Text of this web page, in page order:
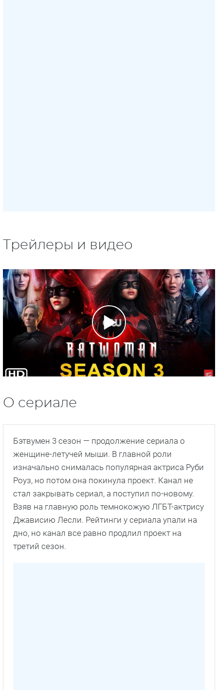
Трейлеры и видео
О сериале
Бэтвумен 3 сезон — продолжение сериала о
женщине-летучей мыши. В главной роли
изначально снималась популярная актриса Руби
Роуз, но потом она покинула проект. Канал не
стал закрывать сериал, а поступил по-новому.
Взяв на главную роль темнокожую ЛГБТ-актрису
Джависию Лесли. Рейтинги у сериала упали на
дно, но канал все равно продлил проект на
третий сезон.